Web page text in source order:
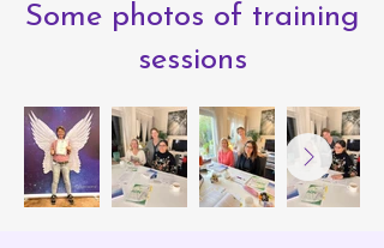
Some photos of training
sessions